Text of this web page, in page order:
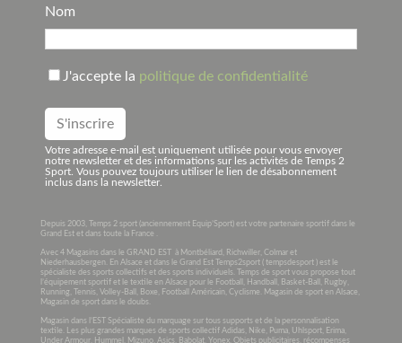
Nom
J'accepte la politique de confidentialité
Votre adresse e-mail est uniquement utilisée pour vous envoyer
notre newsletter et des informations sur les activités de Temps 2
Sport. Vous pouvez toujours utiliser le lien de désabonnement
inclus dans la newsletter.
Depuis 2003, Temps 2 sport (anciennement Equip’Sport) est votre partenaire sportif dans le
Grand Est et dans toute la France .
Avec 4 Magasins dans le GRAND EST à Montbéliard, Richwiller, Colmar et
Niederhausbergen. En Alsace et dans le Grand Est Temps2sport ( tempsdesport ) est le
spécialiste des sports collectifs et des sports individuels. Temps de sport vous propose tout
l’équipement sportif et le textile en Alsace pour le Football, Handball, Basket-Ball, Rugby,
Running, Tennis, Volley-Ball, Boxe, Football Américain, Cyclisme. Magasin de sport en Alsace,
Magasin de sport dans le doubs.
Magasin dans l’EST Spécialiste du marquage sur tous supports et de la personnalisation
textile. Les plus grandes marques de sports collectif Adidas, Nike, Puma, Uhlsport, Erima,
Under Armour, Hummel, Mizuno, Asics, Babolat, Yonex. Objets publicitaires, récompenses